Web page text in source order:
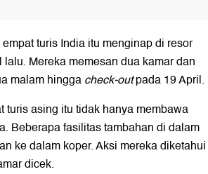
turis India itu menginap di resor
Mereka memesan dua kamar dan
malam hinggacheck-outpada 19 April.
turis asing itu tidak hanya membawa
Beberapa fasilitas tambahan di dalam
ke dalam koper. Aksi mereka diketahui
dicek.